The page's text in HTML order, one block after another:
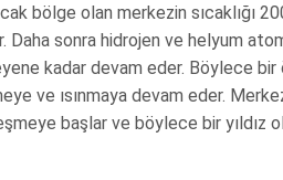
bölge olan merkezin sıcaklığı
sonra hidrojen ve helyum
kadar devam eder. Böylece bir
ve ısınmaya devam eder.
başlar ve böylece bir yıldız